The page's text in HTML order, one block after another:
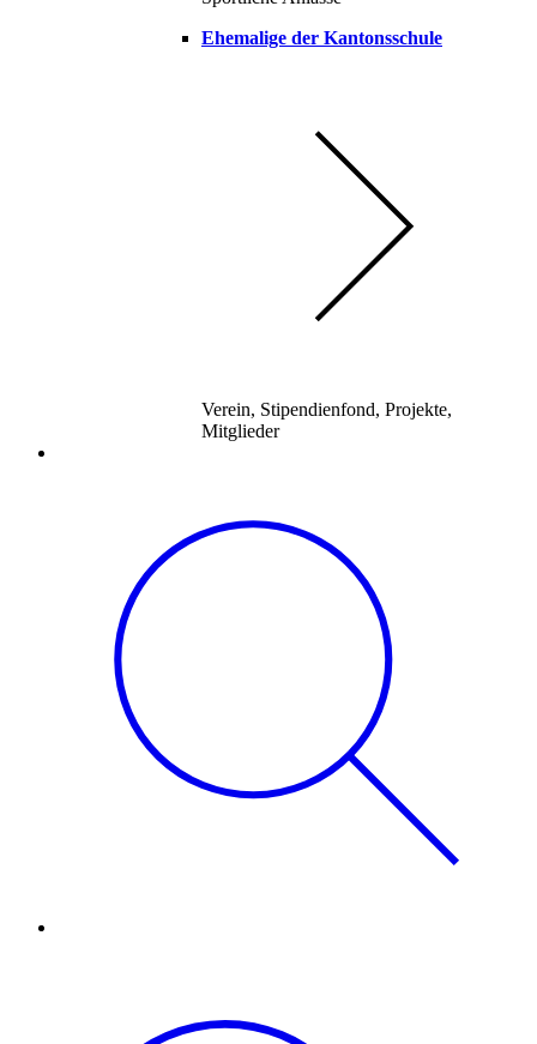
Ehemalige der Kantonsschule
Verein, Stipendienfond, Projekte,
Mitglieder